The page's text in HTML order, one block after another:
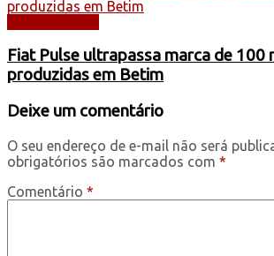
Fiat Pulse ultrapassa marca de 100
produzidas em Betim
Deixe um comentário
O seu endereço de e-mail não será
obrigatórios são marcados com *
Comentário *